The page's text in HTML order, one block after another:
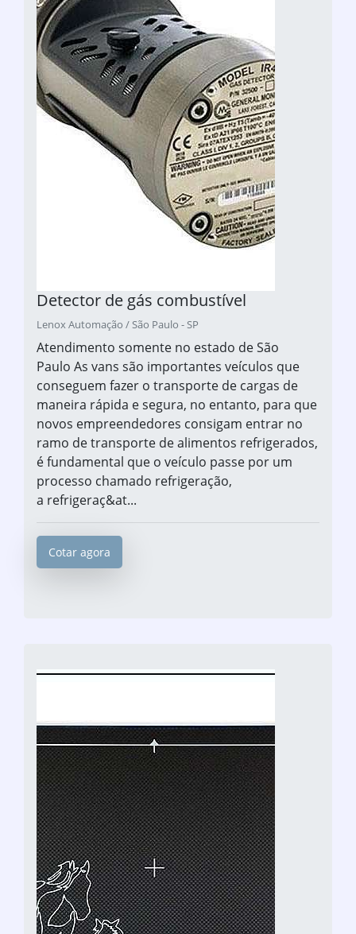
Detector de gás combustível
Lenox Automação / São Paulo - SP
Atendimento somente no estado de São
Paulo As vans são importantes veículos que
conseguem fazer o transporte de cargas de
maneira rápida e segura, no entanto, para que
novos empreendedores consigam entrar no
ramo de transporte de alimentos refrigerados,
é fundamental que o veículo passe por um
processo chamado refrigeração,
a refrigeraç&at...
Cotar agora